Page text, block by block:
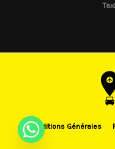
Conditions Générales